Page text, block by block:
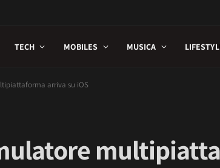
TECH MOBILES MUSICA
arriva su iOS